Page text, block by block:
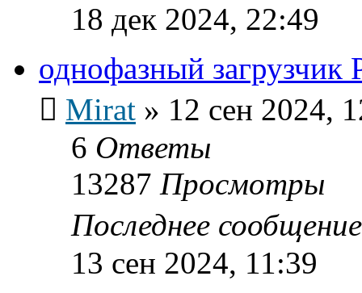
18 дек 2024, 22:49
однофазный
Mirat » 12 сен 2024,
6 Ответы
13287 Просмотры
Последнее
13 сен 2024, 11:39